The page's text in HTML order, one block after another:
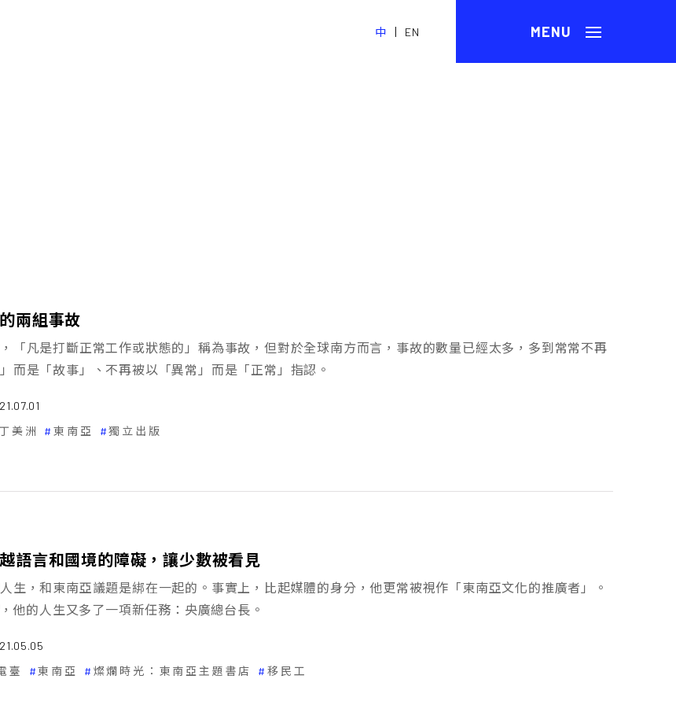
中 | EN
兩組事故
「凡是打斷正常工作或狀態的」稱為事故，但對於全球南方而言，事故的數量已經太多，多到常常不再
而是「故事」、不再被以「異常」而是「正常」指認。
美洲 東南亞 獨立出版
語言和國境的障礙，讓少數被看見
生，和東南亞議題是綁在一起的。事實上，比起媒體的身分，他更常被視作「東南亞文化的推廣者」。
他的人生又多了一項新任務：央廣總台長。
臺
東南亞 燦爛時光：東南亞主題書店 移民工